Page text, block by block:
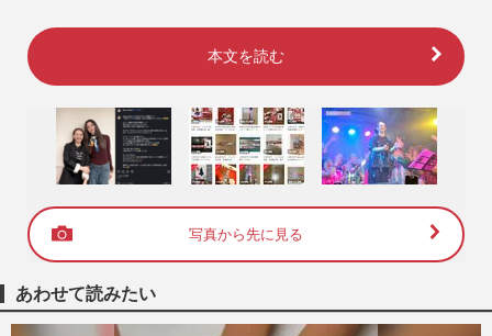
本文を読む
写真から先に見る
あわせて読みたい